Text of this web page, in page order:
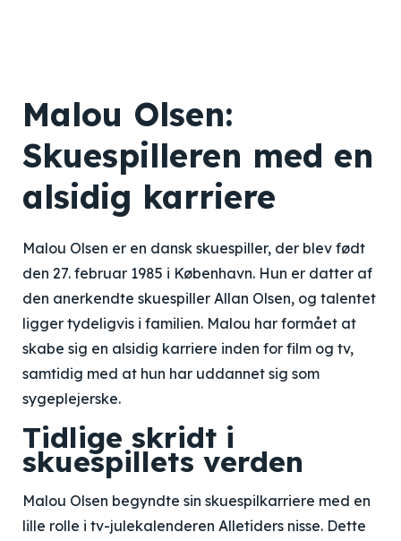
Malou Olsen:
Skuespilleren med en
alsidig karriere
Malou Olsen er en dansk skuespiller, der blev født
den 27. februar 1985 i København. Hun er datter af
den anerkendte skuespiller Allan Olsen, og talentet
ligger tydeligvis i familien. Malou har formået at
skabe sig en alsidig karriere inden for film og tv,
samtidig med at hun har uddannet sig som
sygeplejerske.
Tidlige skridt i
skuespillets verden
Malou Olsen begyndte sin skuespilkarriere med en
lille rolle i tv-julekalenderen Alletiders nisse. Dette